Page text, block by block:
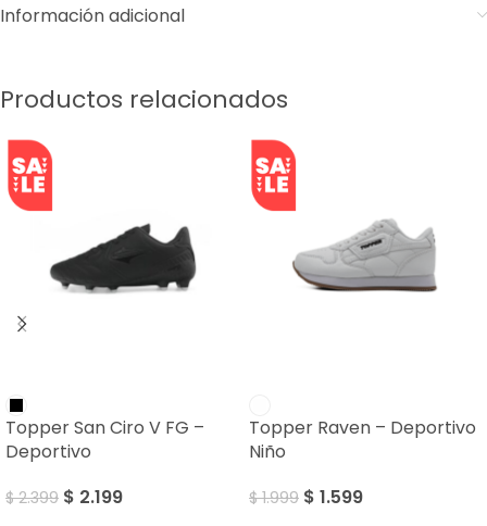
Información adicional
Productos relacionados
Topper San Ciro V FG –
Deportivo
$2.399 $ 2.199
Topper Raven – Deportivo
Niño
$1.999 $ 1.599